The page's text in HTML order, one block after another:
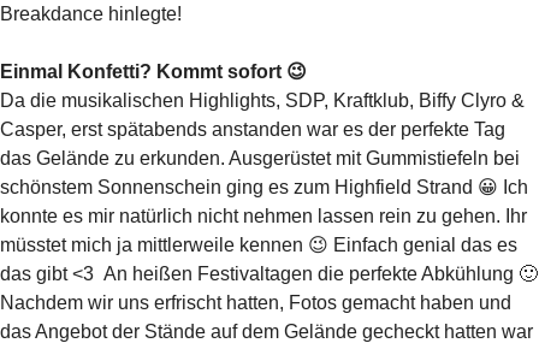
Breakdance hinlegte!
Einmal Konfetti? Kommt sofort 😉
Da die musikalischen Highlights, SDP, Kraftklub, Biffy Clyro &
Casper, erst spätabends anstanden war es der perfekte Tag
das Gelände zu erkunden. Ausgerüstet mit Gummistiefeln bei
schönstem Sonnenschein ging es zum Highfield Strand 😀 Ich
konnte es mir natürlich nicht nehmen lassen rein zu gehen. Ihr
müsstet mich ja mittlerweile kennen 😉 Einfach genial das es
das gibt <3 An heißen Festivaltagen die perfekte Abkühlung 🙂
Nachdem wir uns erfrischt hatten, Fotos gemacht haben und
das Angebot der Stände auf dem Gelände gecheckt hatten war